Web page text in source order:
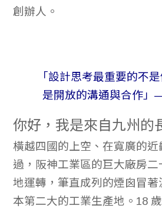
創辦人。
「設計思考最重要的不
是開放的溝通與合作
你好，我是來自九州的
橫越四國的上空、在寬廣的
過，阪神工業區的巨大廠房
地運轉，筆直成列的煙囪冒著
本第二大的工業生產地。18